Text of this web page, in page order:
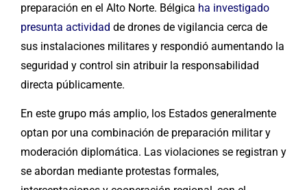
preparación en el Alto Norte. Bélgica ha investigado
presunta actividad de drones de vigilancia cerca de
sus instalaciones militares y respondió aumentando la
seguridad y control sin atribuir la responsabilidad
directa públicamente.
En este grupo más amplio, los Estados generalmente
optan por una combinación de preparación militar y
moderación diplomática. Las violaciones se registran y
se abordan mediante protestas formales,